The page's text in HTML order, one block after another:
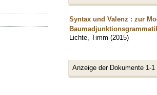
Syntax und Valenz : zur
Lichte, Timm (2015)
Anzeige der Dokumente 1-1